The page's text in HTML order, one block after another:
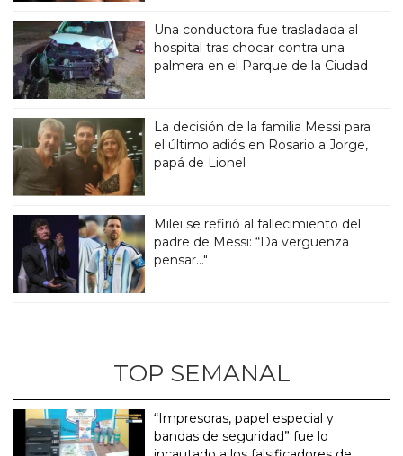
Una conductora fue trasladada al
hospital tras chocar contra una
palmera en el Parque de la Ciudad
La decisión de la familia Messi para
el último adiós en Rosario a Jorge,
papá de Lionel
Milei se refirió al fallecimiento del
padre de Messi: “Da vergüenza
pensar..."
TOP SEMANAL
“Impresoras, papel especial y
bandas de seguridad” fue lo